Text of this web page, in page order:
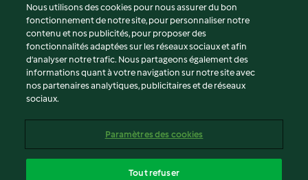
© Copyright 2026
Conditions d'utilisation
Mentions légales
Nous utilisons des cookies pour nous assurer du bon
fonctionnement de notre site, pour personnaliser notre
contenu et nos publicités, pour proposer des
fonctionnalités adaptées sur les réseaux sociaux et afin
d’analyser notre trafic. Nous partageons également des
informations quant à votre navigation sur notre site avec
nos partenaires analytiques, publicitaires et de réseaux
sociaux.
Paramètres des cookies
Tout refuser